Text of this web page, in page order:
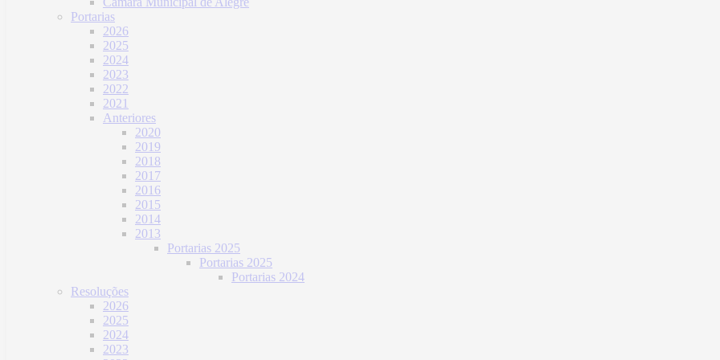
Portarias
2026
2025
2024
2023
2022
2021
Anteriores
2020
2019
2018
2017
2016
2015
2014
2013
Portarias 2025
Portarias 2025
Portarias 2024
Resoluções
2026
2025
2024
2023